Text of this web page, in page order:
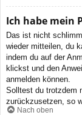
Ich habe mein
Das ist nicht
wieder mitteilen, du
indem du auf der
klickst und den
anmelden können.
Solltest du trotzdem
zurückzusetzen, so
Nach oben